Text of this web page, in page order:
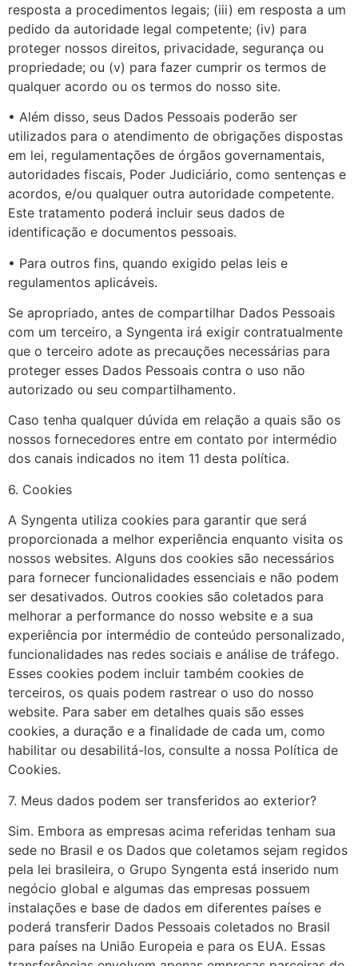
resposta a procedimentos legais; (iii) em resposta a um
pedido da autoridade legal competente; (iv) para
proteger nossos direitos, privacidade, segurança ou
propriedade; ou (v) para fazer cumprir os termos de
qualquer acordo ou os termos do nosso site.
• Além disso, seus Dados Pessoais poderão ser
utilizados para o atendimento de obrigações dispostas
em lei, regulamentações de órgãos governamentais,
autoridades fiscais, Poder Judiciário, como sentenças e
acordos, e/ou qualquer outra autoridade competente.
Este tratamento poderá incluir seus dados de
identificação e documentos pessoais.
• Para outros fins, quando exigido pelas leis e
regulamentos aplicáveis.
Se apropriado, antes de compartilhar Dados Pessoais
com um terceiro, a Syngenta irá exigir contratualmente
que o terceiro adote as precauções necessárias para
proteger esses Dados Pessoais contra o uso não
autorizado ou seu compartilhamento.
Caso tenha qualquer dúvida em relação a quais são os
nossos fornecedores entre em contato por intermédio
dos canais indicados no item 11 desta política.
6. Cookies
A Syngenta utiliza cookies para garantir que será
proporcionada a melhor experiência enquanto visita os
nossos websites. Alguns dos cookies são necessários
para fornecer funcionalidades essenciais e não podem
ser desativados. Outros cookies são coletados para
melhorar a performance do nosso website e a sua
experiência por intermédio de conteúdo personalizado,
funcionalidades nas redes sociais e análise de tráfego.
Esses cookies podem incluir também cookies de
terceiros, os quais podem rastrear o uso do nosso
website. Para saber em detalhes quais são esses
cookies, a duração e a finalidade de cada um, como
habilitar ou desabilitá-los, consulte a nossa Política de
Cookies.
7. Meus dados podem ser transferidos ao exterior?
Sim. Embora as empresas acima referidas tenham sua
sede no Brasil e os Dados que coletamos sejam regidos
pela lei brasileira, o Grupo Syngenta está inserido num
negócio global e algumas das empresas possuem
instalações e base de dados em diferentes países e
poderá transferir Dados Pessoais coletados no Brasil
para países na União Europeia e para os EUA. Essas